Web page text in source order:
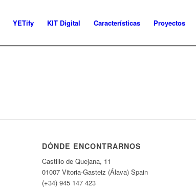
YETify KIT Digital Características Proyectos
DÓNDE ENCONTRARNOS
Castillo de Quejana, 11
01007 Vitoria-Gasteiz (Álava) Spain
(+34) 945 147 423